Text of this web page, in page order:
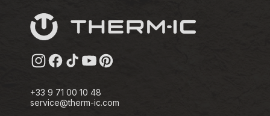
InstagramFacebook
TikTokYouTubePinterest
+33 9 71 00 10 48
service@therm-ic.com